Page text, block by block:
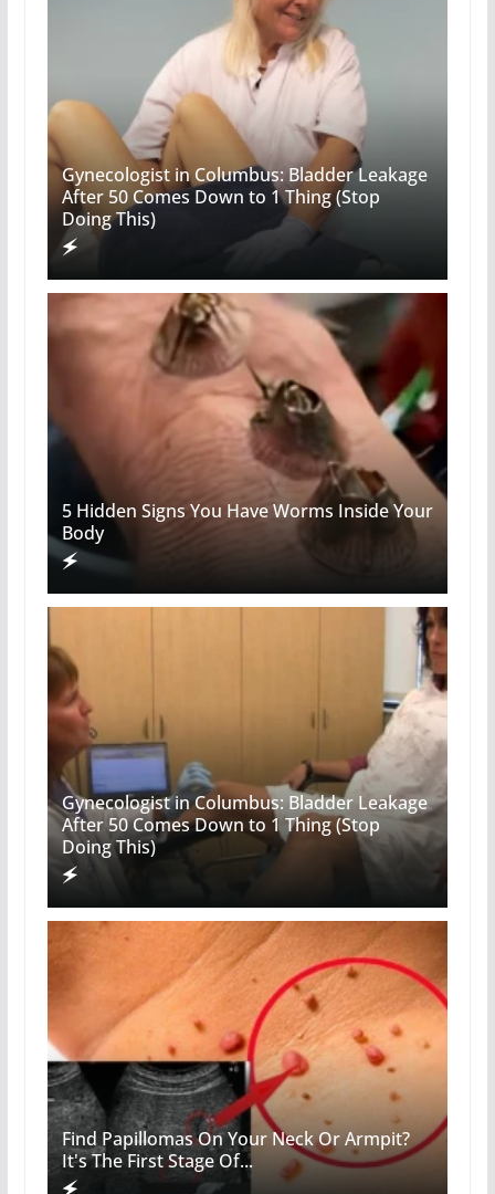
Gynecologist in Columbus: Bladder Leakage
After 50 Comes Down to 1 Thing (Stop
Doing This)
5 Hidden Signs You Have Worms Inside Your
Body
Gynecologist in Columbus: Bladder Leakage
After 50 Comes Down to 1 Thing (Stop
Doing This)
Find Papillomas On Your Neck Or Armpit?
It's The First Stage Of...